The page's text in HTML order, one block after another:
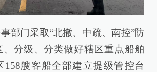
部门采取“北撤、中疏、南控”防
、分级、分类做好辖区重点船舶
158艘客船全部建立提级管控台